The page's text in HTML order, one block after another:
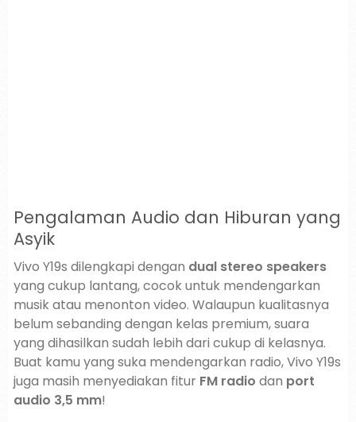
Pengalaman Audio dan Hiburan yang
Asyik
Vivo Y19s dilengkapi dengan dual stereo speakers
yang cukup lantang, cocok untuk mendengarkan
musik atau menonton video. Walaupun kualitasnya
belum sebanding dengan kelas premium, suara
yang dihasilkan sudah lebih dari cukup di kelasnya.
Buat kamu yang suka mendengarkan radio, Vivo Y19s
juga masih menyediakan fitur FM radio dan port
audio 3,5 mm!